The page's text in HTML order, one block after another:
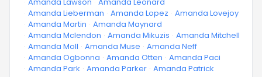
· Amanda Lieberman · Amanda Lopez · Amanda Lovejoy
· Amanda Martin · Amanda Maynard
· Amanda Mclendon · Amanda Mikuzis · Amanda Mitchell
· Amanda Moll · Amanda Muse · Amanda Neff
· Amanda Ogbonna · Amanda Otten · Amanda Paci
· Amanda Park · Amanda Parker · Amanda Patrick